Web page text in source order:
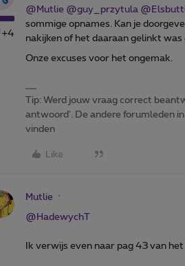
+4
@Mutlie @guy_przytula
sommige opnames. Kan je
nakijken of het daaraan gelinkt was
Onze excuses voor het ongemak.
Tip: Werd jouw vraag correct
antwoord'. De andere forumleden
vinden
Like
Mutlie
@HadewychT
Ik verwijs even naar pag 43 van